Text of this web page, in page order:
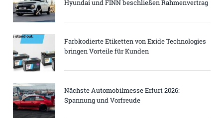
Hyundai und FINN beschließen Rahmenvertrag
Farbkodierte Etiketten von Exide Technologies
bringen Vorteile für Kunden
Nächste Automobilmesse Erfurt 2026:
Spannung und Vorfreude